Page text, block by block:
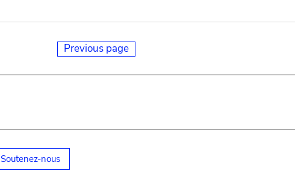
Previous page
Soutenez-nous